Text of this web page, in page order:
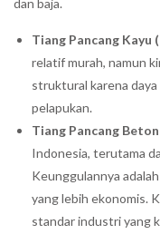
Tiang Pancang Kayu
relatif murah, namun
struktural karena
pelapukan.
Tiang Pancang
Indonesia, terutama
Keunggulannya
yang lebih ekonomis.
standar industri yang